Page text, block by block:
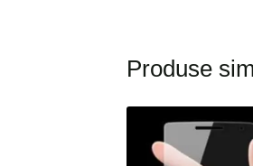
Produse